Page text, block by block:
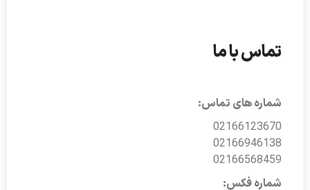
تماس با ما
شماره های تماس:
02166123670
02166946138
02166568459
شماره فکس: